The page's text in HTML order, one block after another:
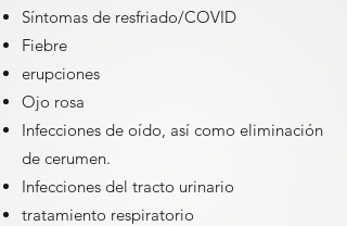
Síntomas de resfriado/COVID
Fiebre
erupciones
Ojo rosa
Infecciones de oído, así como eliminación
de cerumen.
Infecciones del tracto urinario
tratamiento respiratorio